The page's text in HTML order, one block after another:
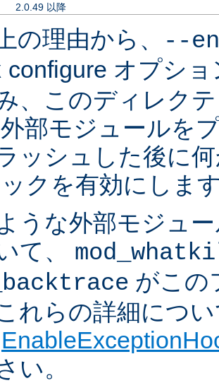
2.0.49 以降
の理由から、
--
configure オプシ
、このディレク
部モジュールを
ッシュした後に
クを有効にしま
うな外部モジュ
て、
がこの
れらの詳細につ
い。